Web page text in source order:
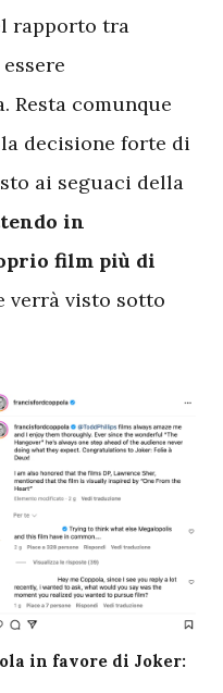
rapporto tra
Resta comunque
decisione forte di
ai seguaci della
in
film più di
verrà visto sotto
in favore di Joker: